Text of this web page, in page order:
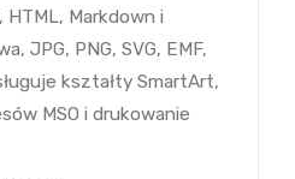
Markdown i
JPG, PNG, SVG, EMF,
kształty SmartArt,
MSO i drukowanie